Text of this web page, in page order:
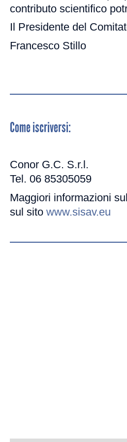
contributo scientifico
Il Presidente del
Francesco Stillo
Come iscriversi:
Conor G.C. S.r.l.
Tel. 06 85305059
Maggiori informazioni
sul sito www.sisav.eu